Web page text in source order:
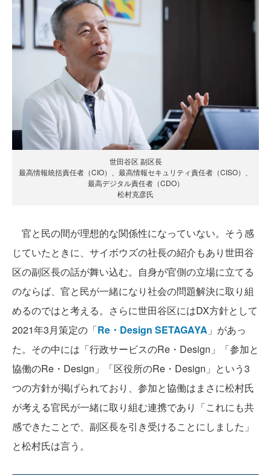
世田谷区 副区長
最高情報統括責任者（CIO）、最高情報セキュリティ責任者（CISO）、
最高デジタル責任者（CDO）
松村克彦氏
官と民の間が理想的な関係性になっていない。そう感
じていたときに、サイボウズの社長の紹介もあり世田谷
区の副区長の話が舞い込む。自身が官側の立場に立てる
のならば、官と民が一緒になり社会の問題解決に取り組
めるのではと考える。さらに世田谷区にはDX方針として
2021年3月策定の「Re・Design SETAGAYA 」があっ
た。その中には「行政サービスのRe・Design」「参加と
協働のRe・Design」「区役所のRe・Design」という3
つの方針が掲げられており、参加と協働はまさに松村氏
が考える官民が一緒に取り組む連携であり「これにも共
感できたことで、副区長を引き受けることにしました」
と松村氏は言う。